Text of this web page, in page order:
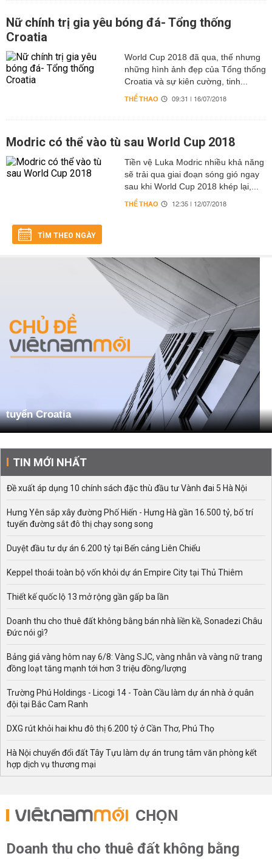
Nữ chính trị gia yêu bóng đá- Tổng thống
Croatia
World Cup 2018 đã qua, thế nhưng
những hình ảnh đẹp của Tổng thống
Croatia và sự kiên cường, tinh...
THỂ THAO 09:31 | 16/07/2018
Modric có thể vào tù sau World Cup 2018
Tiền vệ Luka Modric nhiều khả năng
sẽ trải qua giai đoạn sóng gió ngay
sau khi World Cup 2018 khép lại,...
THỂ THAO 12:35 | 12/07/2018
TÌM THEO NGÀY
tuyển Croatia
TIN MỚI NHẤT
Đề xuất áp dụng 10 chính sách đặc thù đầu tư Vành đai 5 Hà Nội
Hưng Yên sắp xây đường Phố Hiến - Hưng Hà gần 16.500 tỷ, bố trí
tuyến đường sắt đô thị chạy song song
Duyệt đầu tư dự án 6.200 tỷ tại Bến cảng Liên Chiểu
Keppel thoái toàn bộ vốn khỏi dự án Empire City tại Thủ Thiêm
Thiết kế quốc lộ 13 mở rộng gần gấp ba lần
Doanh thu cho thuê đất không bằng bán nhà liền kề, Sonadezi Châu
Đức nói gì?
Bảng giá vàng hôm nay 6/8: Vàng SJC, vàng nhẫn và vàng nữ trang
đồng loạt tăng mạnh tới hơn 3 triệu đồng/lượng
Trường Phú Holdings - Licogi 14 - Toàn Cầu làm dự án nhà ở quân
đội tại Bắc Cam Ranh
DXG rút khỏi hai khu đô thị 6.200 tỷ ở Cần Thơ, Phú Thọ
Hà Nội chuyển đổi đất Tây Tựu làm dự án trung tâm văn phòng kết
hợp dịch vụ thương mại
CHỌN
Doanh thu cho thuê đất không bằng